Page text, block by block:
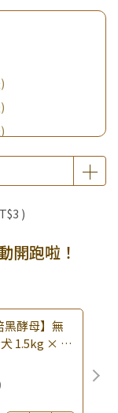
)
開跑啦！
黑酵母】無
1.5kg × 包
狗乾糧
無穀配方｜